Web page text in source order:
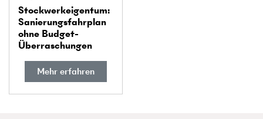
Stockwerk­eigentum:
Sanierungs­fahrplan
ohne Budget-
Überraschungen
Mehr erfahren